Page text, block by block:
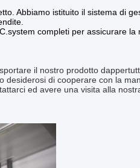
Abbiamo istituito il sistema di
completi per assicurare la
il nostro prodotto
desiderosi di cooperare con la
ed avere una visita alla